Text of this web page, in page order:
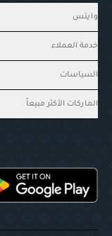
وايتس
خدمة العملاء
السياسات
الماركات الأكثر مبيعاً